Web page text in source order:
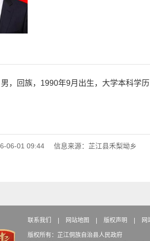
，回族，1990年9月出生，大学本科学
06-01 09:44 信息来源：芷江县禾梨坳乡
联系我们 网站地图 版权声明 网
版权所有：芷江侗族自治县人民政府